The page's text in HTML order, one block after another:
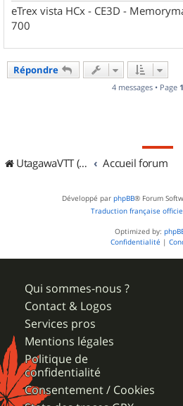
eTrex vista HCx - CE3D -
700
Répondre
4 messages • Page 1
UtagawaVTT (Randos VTT et VTTAE avec traces GPS) Accueil forum
Développé par phpBB® Forum
Traduction française
Optimized by:
Confidentialité |
Qui sommes-nous ?
Contact & Logos
Services pros
Mentions légales
Politique de
confidentialité
Consentement / Cookies